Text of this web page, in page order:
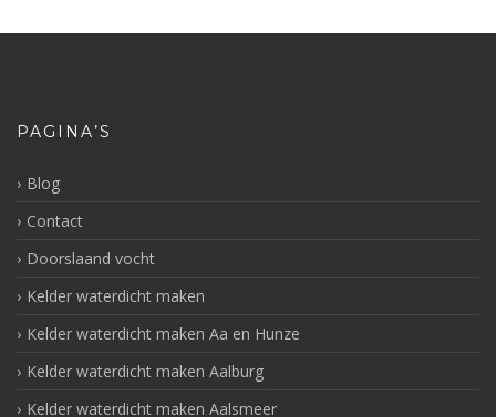
PAGINA’S
Blog
Contact
Doorslaand vocht
Kelder waterdicht maken
Kelder waterdicht maken Aa en Hunze
Kelder waterdicht maken Aalburg
Kelder waterdicht maken Aalsmeer